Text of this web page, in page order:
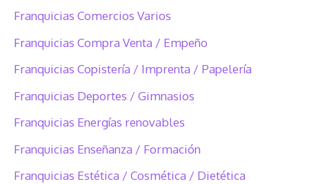
Franquicias Comercios Varios
Franquicias Compra Venta / Empeño
Franquicias Copistería / Imprenta / Papelería
Franquicias Deportes / Gimnasios
Franquicias Energías renovables
Franquicias Enseñanza / Formación
Franquicias Estética / Cosmética / Dietética